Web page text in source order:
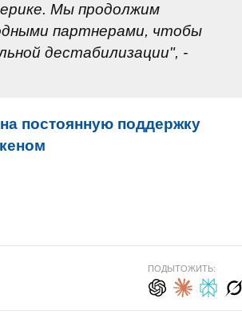
Мы продолжим
партнерами, чтобы
дестабилизации", -
постоянную поддержку
ПОДЫТОЖИТЬ: